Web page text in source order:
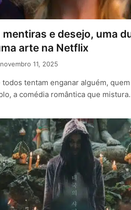
mentiras e desejo, uma
arte na Netflix
novembro 11, 2025
todos tentam enganar alguém,
a comédia romântica que